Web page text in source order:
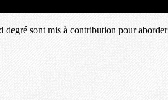
sont mis à contribution pour